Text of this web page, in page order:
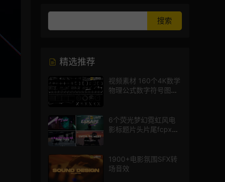
精选推荐
视频素材 160个4K数学
物理公式数字符号图标
6个荧光梦幻霓虹风电
影标题片头片尾fcpx插
1900+电影氛围SFX转
场音效